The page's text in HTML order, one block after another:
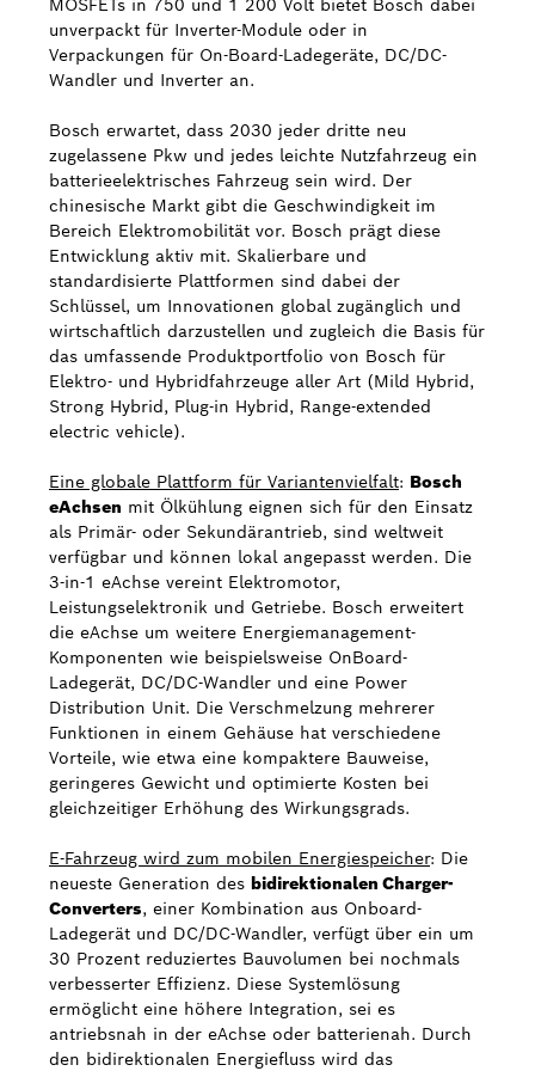
MOSFETs in 750 und 1 200 Volt bietet Bosch dabei
unverpackt für Inverter-Module oder in
Verpackungen für On-Board-Ladegeräte, DC/DC-
Wandler und Inverter an.
Bosch erwartet, dass 2030 jeder dritte neu
zugelassene Pkw und jedes leichte Nutzfahrzeug ein
batterieelektrisches Fahrzeug sein wird. Der
chinesische Markt gibt die Geschwindigkeit im
Bereich Elektromobilität vor. Bosch prägt diese
Entwicklung aktiv mit. Skalierbare und
standardisierte Plattformen sind dabei der
Schlüssel, um Innovationen global zugänglich und
wirtschaftlich darzustellen und zugleich die Basis für
das umfassende Produktportfolio von Bosch für
Elektro- und Hybridfahrzeuge aller Art (Mild Hybrid,
Strong Hybrid, Plug-in Hybrid, Range-extended
electric vehicle).
Eine globale Plattform für Variantenvielfalt: Bosch
eAchsen mit Ölkühlung eignen sich für den Einsatz
als Primär- oder Sekundärantrieb, sind weltweit
verfügbar und können lokal angepasst werden. Die
3-in-1 eAchse vereint Elektromotor,
Leistungselektronik und Getriebe. Bosch erweitert
die eAchse um weitere Energiemanagement-
Komponenten wie beispielsweise OnBoard-
Ladegerät, DC/DC-Wandler und eine Power
Distribution Unit. Die Verschmelzung mehrerer
Funktionen in einem Gehäuse hat verschiedene
Vorteile, wie etwa eine kompaktere Bauweise,
geringeres Gewicht und optimierte Kosten bei
gleichzeitiger Erhöhung des Wirkungsgrads.
E-Fahrzeug wird zum mobilen Energiespeicher: Die
neueste Generation des bidirektionalen Charger-
Converters, einer Kombination aus Onboard-
Ladegerät und DC/DC-Wandler, verfügt über ein um
30 Prozent reduziertes Bauvolumen bei nochmals
verbesserter Effizienz. Diese Systemlösung
ermöglicht eine höhere Integration, sei es
antriebsnah in der eAchse oder batterienah. Durch
den bidirektionalen Energiefluss wird das